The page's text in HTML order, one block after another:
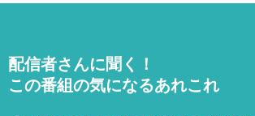
配信者さんに聞く！
この番組の気になるあれこれ